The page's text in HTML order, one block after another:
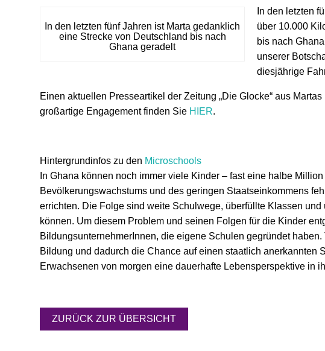
In den letzten fünf Jahren ist Marta gedanklich
eine Strecke von Deutschland bis nach
Ghana geradelt
In den letzten
über 10.000
bis nach
unserer
diesjährige
Einen aktuellen Presseartikel der Zeitung „Die Glocke“ aus
großartige Engagement finden Sie HIER.
Hintergrundinfos zu den Microschools
In Ghana können noch immer viele Kinder – fast eine halbe
Bevölkerungswachstums und des geringen Staatseinkommens
errichten. Die Folge sind weite Schulwege, überfüllte Klassen
können. Um diesem Problem und seinen Folgen für die Kinder
BildungsunternehmerInnen, die eigene Schulen gegründet
Bildung und dadurch die Chance auf einen staatlich anerkannten
Erwachsenen von morgen eine dauerhafte Lebensperspektive in
ZURÜCK ZUR ÜBERSICHT